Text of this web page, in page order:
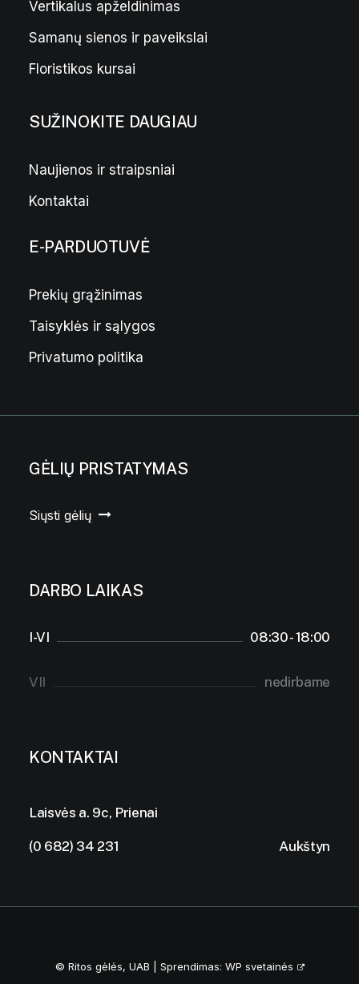
Vertikalus apželdinimas
Samanų sienos ir paveikslai
Floristikos kursai
SUŽINOKITE DAUGIAU
Naujienos ir straipsniai
Kontaktai
E-PARDUOTUVĖ
Prekių grąžinimas
Taisyklės ir sąlygos
Privatumo politika
GĖLIŲ PRISTATYMAS
Siųsti gėlių
DARBO LAIKAS
I-VI 08:30 - 18:00
VII nedirbame
KONTAKTAI
Laisvės a. 9c, Prienai
(0 682) 34 231 Aukštyn
© Ritos gėlės, UAB | Sprendimas: WP svetainės